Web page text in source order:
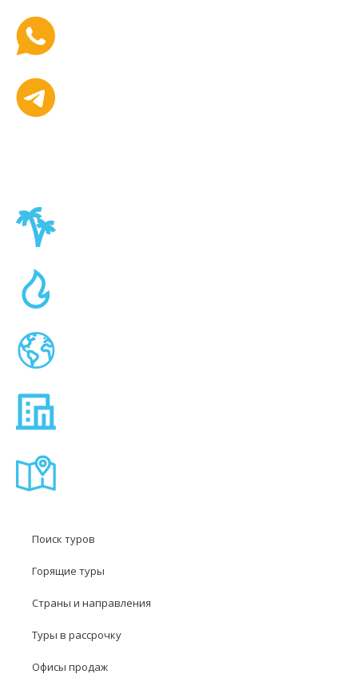
Поиск туров
Горящие туры
Страны и направления
Туры в рассрочку
Офисы продаж